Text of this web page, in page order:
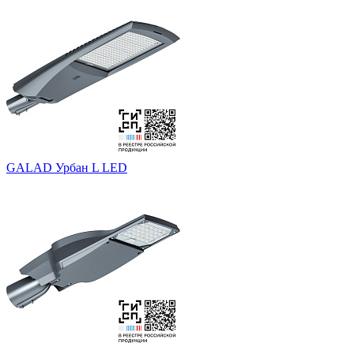
GALAD Урбан L LED